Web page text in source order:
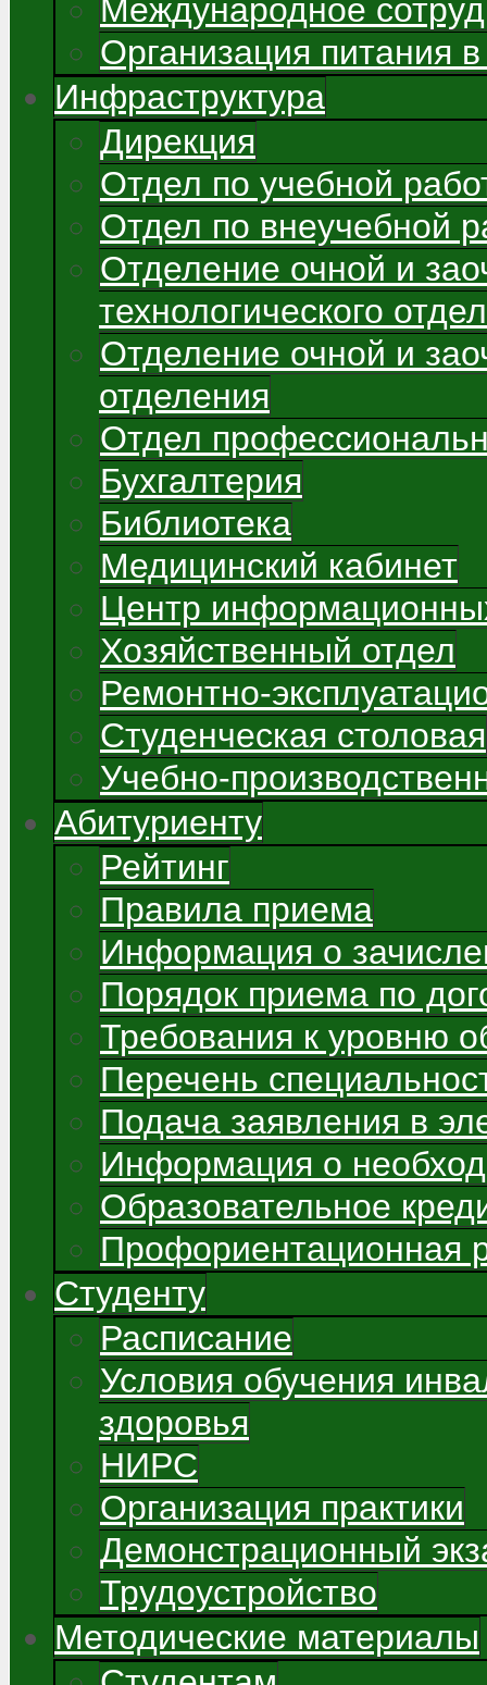
Международное
Организация питания
Инфраструктура
Дирекция
Отдел по учебной
Отдел по внеучебной
Отделение очной и
технологического
Отделение очной и
отделения
Отдел
Бухгалтерия
Библиотека
Медицинский кабинет
Центр
Хозяйственный отдел
Ремонтно-
Студенческая столовая
Учебно-
Абитуриенту
Рейтинг
Правила приема
Информация о
Порядок приема по
Требования к уровню
Перечень
Подача заявления в
Информация о
Образовательное
Профориентационная
Студенту
Расписание
Условия обучения
здоровья
НИРС
Организация практики
Демонстрационный
Трудоустройство
Методические материалы